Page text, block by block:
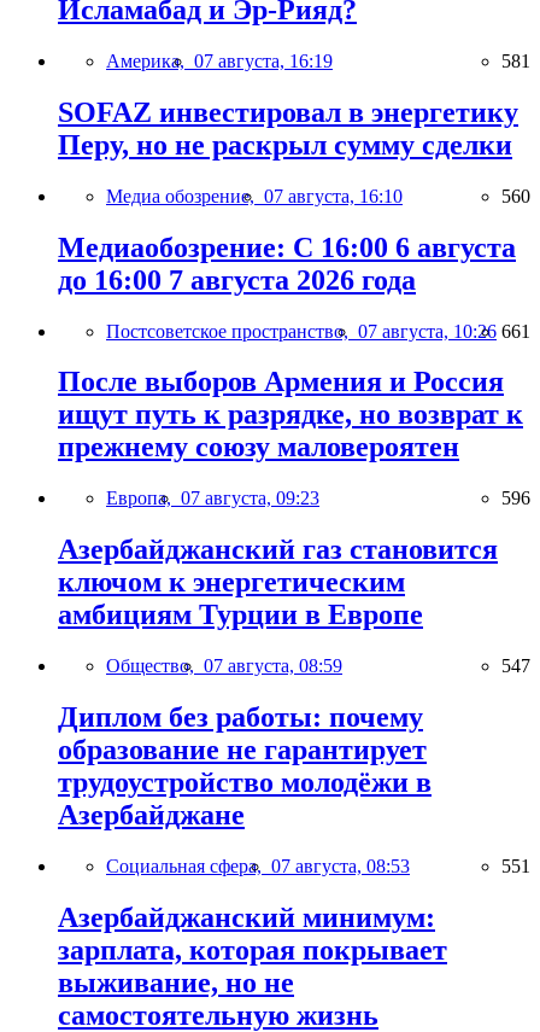
Исламабад и Эр-Рияд?
Америка, 07 августа, 16:19 581
SOFAZ инвестировал в энергетику
Перу, но не раскрыл сумму сделки
Медиа обозрение, 07 августа, 16:10 560
Медиаобозрение: С 16:00 6 августа
до 16:00 7 августа 2026 года
Постсоветское пространство, 07 августа, 10:26 661
После выборов Армения и Россия
ищут путь к разрядке, но возврат к
прежнему союзу маловероятен
Европа, 07 августа, 09:23 596
Азербайджанский газ становится
ключом к энергетическим
амбициям Турции в Европе
Общество, 07 августа, 08:59 547
Диплом без работы: почему
образование не гарантирует
трудоустройство молодёжи в
Азербайджане
Социальная сфера, 07 августа, 08:53 551
Азербайджанский минимум:
зарплата, которая покрывает
выживание, но не
самостоятельную жизнь